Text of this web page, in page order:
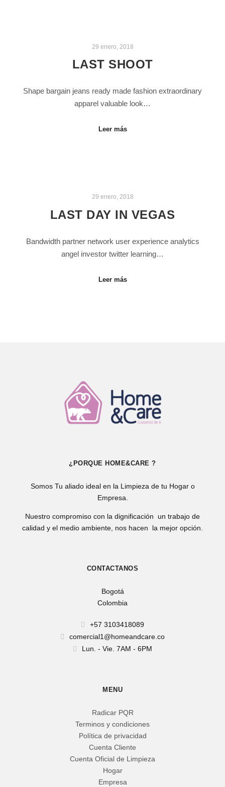
29 enero, 2018
LAST SHOOT
Shape bargain jeans ready made fashion extraordinary
apparel valuable look…
Leer más
29 enero, 2018
LAST DAY IN VEGAS
Bandwidth partner network user experience analytics
angel investor twitter learning…
Leer más
¿PORQUE HOME&CARE ?
Somos Tu aliado ideal en la Limpieza de tu Hogar o
Empresa.
Nuestro compromiso con la dignificación un trabajo de
calidad y el medio ambiente, nos hacen la mejor opción.
CONTACTANOS
Bogotá
Colombia
+57 3103418089
comercial1@homeandcare.co
Lun. - Vie. 7AM - 6PM
MENU
Radicar PQR
Terminos y condiciones
Política de privacidad
Cuenta Cliente
Cuenta Oficial de Limpieza
Hogar
Empresa